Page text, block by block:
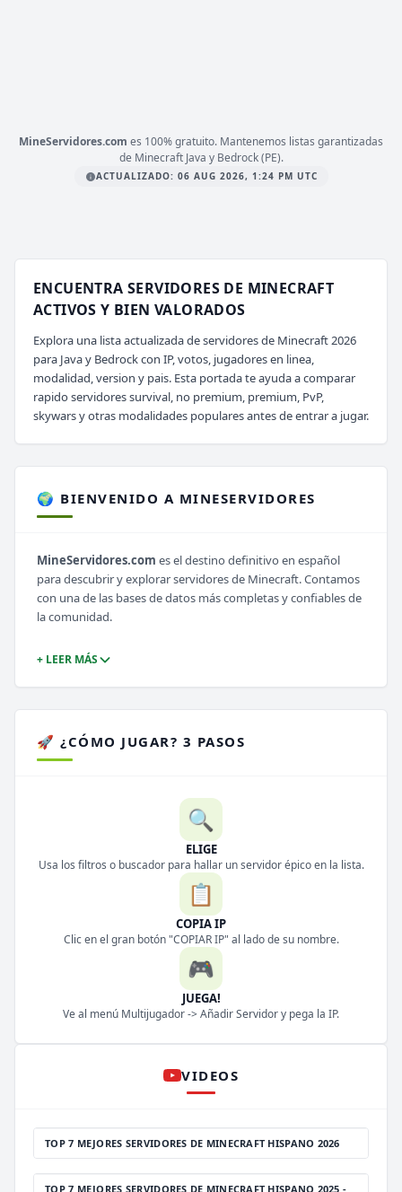
MineServidores.com es 100% gratuito. Mantenemos listas garantizadas
de Minecraft Java y Bedrock (PE).
ACTUALIZADO: 06 AUG 2026, 1:24 PM UTC
ENCUENTRA SERVIDORES DE MINECRAFT
ACTIVOS Y BIEN VALORADOS
Explora una lista actualizada de servidores de Minecraft 2026
para Java y Bedrock con IP, votos, jugadores en linea,
modalidad, version y pais. Esta portada te ayuda a comparar
rapido servidores survival, no premium, premium, PvP,
skywars y otras modalidades populares antes de entrar a jugar.
🌍 BIENVENIDO A MINESERVIDORES
MineServidores.com es el destino definitivo en español
para descubrir y explorar servidores de Minecraft. Contamos
con una de las bases de datos más completas y confiables de
la comunidad.
+ LEER MÁS
🚀 ¿CÓMO JUGAR? 3 PASOS
🔍
ELIGE
Usa los filtros o buscador para hallar un servidor épico en la lista.
📋
COPIA IP
Clic en el gran botón "COPIAR IP" al lado de su nombre.
🎮
JUEGA!
Ve al menú Multijugador -> Añadir Servidor y pega la IP.
VIDEOS
TOP 7 MEJORES SERVIDORES DE MINECRAFT HISPANO 2026
TOP 7 MEJORES SERVIDORES DE MINECRAFT HISPANO 2025 -